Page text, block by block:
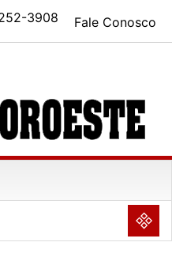
Fale Conosco
3908
NULL